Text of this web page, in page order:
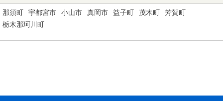
那須町 宇都宮市 小山市 真岡市 益子町 茂木町
芳賀町
栃木那珂川町